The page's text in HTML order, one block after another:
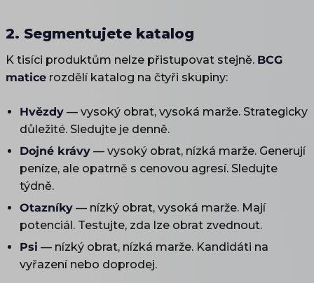
2. Segmentujete katalog
K tisíci produktům nelze přistupovat stejně. BCG
matice rozdělí katalog na čtyři skupiny:
Hvězdy — vysoký obrat, vysoká marže. Strategicky
důležité. Sledujte je denně.
Dojné krávy — vysoký obrat, nízká marže. Generují
peníze, ale opatrně s cenovou agresí. Sledujte
týdně.
Otazníky — nízký obrat, vysoká marže. Mají
potenciál. Testujte, zda lze obrat zvednout.
Psi — nízký obrat, nízká marže. Kandidáti na
vyřazení nebo doprodej.